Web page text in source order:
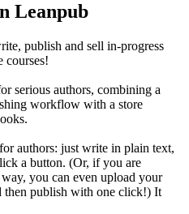
Leanpub
publish and sell in-progress
courses!
serious authors, combining a
workflow with a store
authors: just write in plain text,
a button. (Or, if you are
you can even upload your
publish with one click!) It